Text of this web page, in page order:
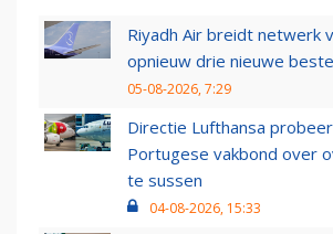
Riyadh Air breidt netwerk
opnieuw drie nieuwe
05-08-2026, 7:29
Directie Lufthansa
Portugese vakbond over
te sussen
04-08-2026, 15:33